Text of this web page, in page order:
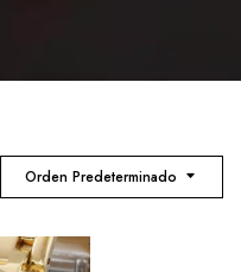
Orden Predeterminado